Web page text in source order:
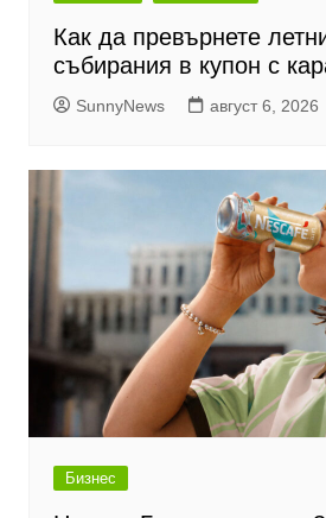
Как да превърнете
събирания в купон с
SunnyNews август 6, 2026
Бизнес